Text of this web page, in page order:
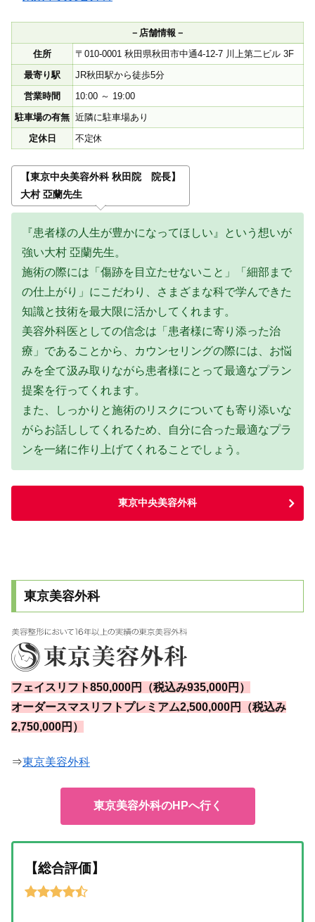
－店舗情報－
住所
〒010-0001 秋田県秋田市中通4-12-7 川上第二ビル 3F
最寄り駅
JR秋田駅から徒歩5分
営業時間
10:00 ～ 19:00
駐車場の有無 近隣に駐車場あり
定休日
不定休
【東京中央美容外科 秋田院 院長】
大村 亞蘭先生
『患者様の人生が豊かになってほしい』という想いが
強い大村 亞蘭先生。
施術の際には「傷跡を目立たせないこと」「細部まで
の仕上がり」にこだわり、さまざまな科で学んできた
知識と技術を最大限に活かしてくれます。
美容外科医としての信念は「患者様に寄り添った治
療」であることから、カウンセリングの際には、お悩
みを全て汲み取りながら患者様にとって最適なプラン
提案を行ってくれます。
また、しっかりと施術のリスクについても寄り添いな
がらお話ししてくれるため、自分に合った最適なプラ
ンを一緒に作り上げてくれることでしょう。
東京中央美容外科
東京美容外科
フェイスリフト850,000円（税込み935,000円）
オーダースマスリフトプレミアム2,500,000円（税込み
2,750,000円）
⇒東京美容外科
東京美容外科のHPへ行く
【総合評価】